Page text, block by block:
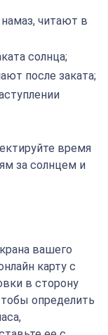
читают в
солнца;
после заката;
время
за солнцем и
вашего
карту с
в сторону
определить